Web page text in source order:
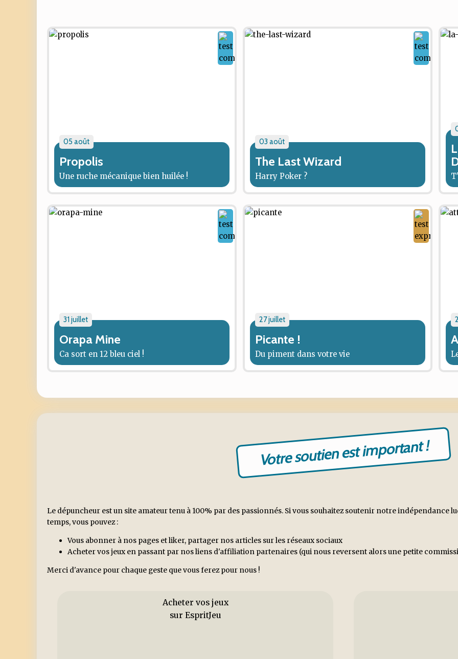
05 août
Propolis
Une ruche mécanique bien huilée !
03 août
The Last Wizard
Harry Poker ?
31 juillet
Orapa Mine
Ca sort en 12 bleu ciel !
27 juillet
Picante !
Du piment dans votre vie
Votre soutien est important !
Le dépuncheur est un site amateur tenu à 100% par des passionnés. Si vous souhaitez soutenir notre indépendance
temps, vous pouvez :
Vous abonner à nos pages et liker, partager nos articles sur les réseaux sociaux
Acheter vos jeux en passant par nos liens d'affiliation partenaires (qui nous reversent alors une petite
Merci d'avance pour chaque geste que vous ferez pour nous !
Acheter vos jeux
sur EspritJeu